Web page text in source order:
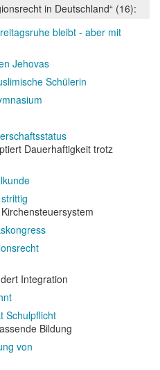
in Deutschland“ (16):
bleibt - aber mit
Jehovas
Schülerin
Dauerhaftigkeit trotz
Integration
Schulpflicht
Bildung
von